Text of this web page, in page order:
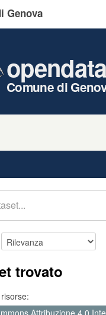
Genova
opendata
Comune di
trovato
Attribuzione 4.0